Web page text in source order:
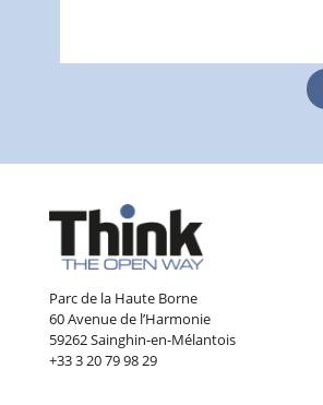
Parc de la Haute Borne
60 Avenue de l’Harmonie
59262 Sainghin-en-Mélantois
+33 3 20 79 98 29